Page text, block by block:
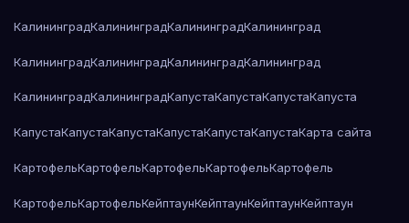
КалининградКалининградКалининградКалининград
КалининградКалининградКалининградКалининград
КалининградКалининградКапустаКапустаКапустаКапуста
КапустаКапустаКапустаКапустаКапустаКапустаКарта сайта
КартофельКартофельКартофельКартофельКартофель
КартофельКартофельКейптаунКейптаунКейптаунКейптаун